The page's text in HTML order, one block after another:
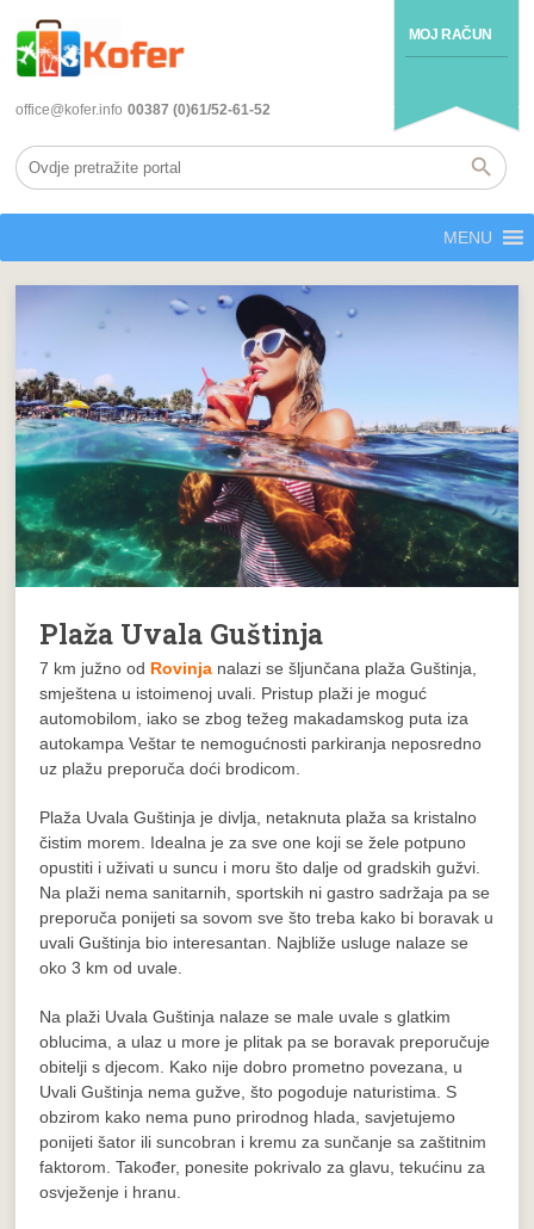
MOJ RAČUN
office@kofer.info 00387 (0)61/52-61-52
MENU
Plaža Uvala Guštinja
7 km južno od Rovinja nalazi se šljunčana plaža Guštinja,
smještena u istoimenoj uvali. Pristup plaži je moguć
automobilom, iako se zbog težeg makadamskog puta iza
autokampa Veštar te nemogućnosti parkiranja neposredno
uz plažu preporuča doći brodicom.
Plaža Uvala Guštinja je divlja, netaknuta plaža sa kristalno
čistim morem. Idealna je za sve one koji se žele potpuno
opustiti i uživati u suncu i moru što dalje od gradskih gužvi.
Na plaži nema sanitarnih, sportskih ni gastro sadržaja pa se
preporuča ponijeti sa sovom sve što treba kako bi boravak u
uvali Guštinja bio interesantan. Najbliže usluge nalaze se
oko 3 km od uvale.
Na plaži Uvala Guštinja nalaze se male uvale s glatkim
oblucima, a ulaz u more je plitak pa se boravak preporučuje
obitelji s djecom. Kako nije dobro prometno povezana, u
Uvali Guštinja nema gužve, što pogoduje naturistima. S
obzirom kako nema puno prirodnog hlada, savjetujemo
ponijeti šator ili suncobran i kremu za sunčanje sa zaštitnim
faktorom. Također, ponesite pokrivalo za glavu, tekućinu za
osvježenje i hranu.